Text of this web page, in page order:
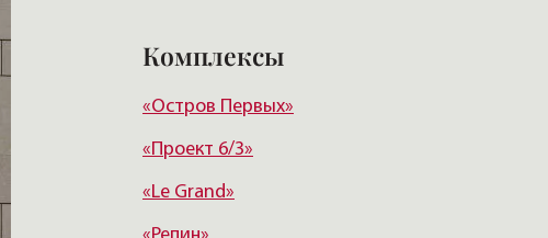
Сенная пл.
Спортивная
Пл. Мужества
Политехническая
Комплексы
«Остров Первых»
«Проект 6/3»
«Le Grand»